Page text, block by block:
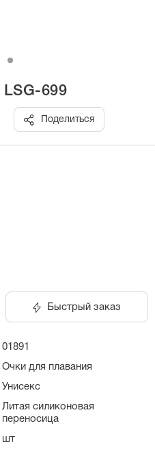
699
Поделиться
Быстрый заказ
01891
Очки для плавания
Унисекс
Литая силиконовая
переносица
шт